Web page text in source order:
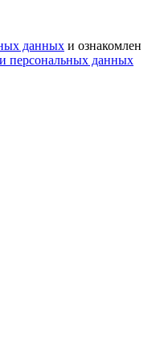
данных и ознакомлен
персональных данных